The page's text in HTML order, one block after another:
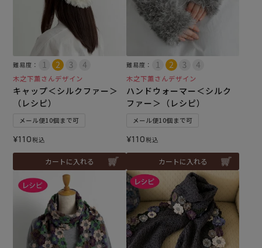
難易度：
木之下薫さんデザイン
キャップ＜シルクファー＞
（レシピ）
メール便10個まで可
¥110税込
カートに入れる
難易度：
木之下薫さんデザイン
ハンドウォーマー＜シルク
ファー＞（レシピ）
メール便10個まで可
¥110税込
カートに入れる